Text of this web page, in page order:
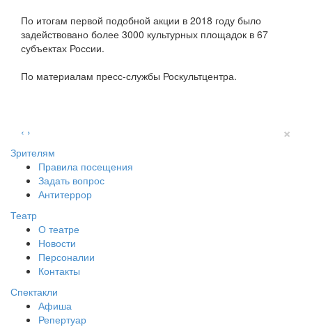
По итогам первой подобной акции в 2018 году было
задействовано более 3000 культурных площадок в 67
субъектах России.
По материалам пресс-службы Роскультцентра.
‹ › ×
Зрителям
Правила посещения
Задать вопрос
Антитеррор
Театр
О театре
Новости
Персоналии
Контакты
Спектакли
Афиша
Репертуар